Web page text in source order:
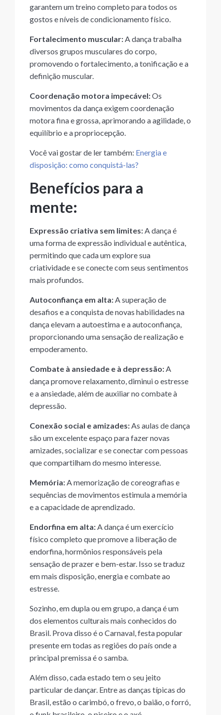
garantem um treino completo para todos os
gostos e níveis de condicionamento físico.
Fortalecimento muscular: A dança trabalha
diversos grupos musculares do corpo,
promovendo o fortalecimento, a tonificação e a
definição muscular.
Coordenação motora impecável:Os
movimentos da dança exigem coordenação
motora fina e grossa, aprimorando a agilidade, o
equilíbrio e a propriocepção.
Você vai gostar de ler também: Energia e
disposição: como conquistá-las?
Benefícios para a
mente:
Expressão criativa sem limites: A dança é
uma forma de expressão individual e autêntica,
permitindo que cada um explore sua
criatividade e se conecte com seus sentimentos
mais profundos.
Autoconfiança em alta: A superação de
desafios e a conquista de novas habilidades na
dança elevam a autoestima e a autoconfiança,
proporcionando uma sensação de realização e
empoderamento.
Combate à ansiedade e à depressão: A
dança promove relaxamento, diminui o estresse
e a ansiedade, além de auxiliar no combate à
depressão.
Conexão social e amizades: As aulas de dança
são um excelente espaço para fazer novas
amizades, socializar e se conectar com pessoas
que compartilham do mesmo interesse.
Memória: A memorização de coreografias e
sequências de movimentos estimula a memória
e a capacidade de aprendizado.
Endorfina em alta: A dança é um exercício
físico completo que promove a liberação de
endorfina, hormônios responsáveis pela
sensação de prazer e bem-estar. Isso se traduz
em mais disposição, energia e combate ao
estresse.
Sozinho, em dupla ou em grupo, a dança é um
dos elementos culturais mais conhecidos do
Brasil. Prova disso é o Carnaval, festa popular
presente em todas as regiões do país onde a
principal premissa é o samba.
Além disso, cada estado tem o seu jeito
particular de dançar. Entre as danças típicas do
Brasil, estão o carimbó, o frevo, o baião, o forró,